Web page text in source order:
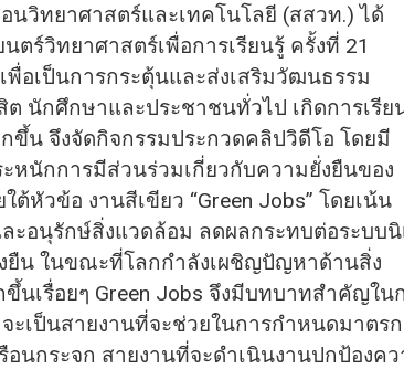
วิทยาศาสตร์และเทคโนโลยี (สสวท.) ได้
ตร์วิทยาศาสตร์เพื่อการเรียนรู้ ครั้งที่ 21
เพื่อเป็นการกระตุ้นและส่งเสริมวัฒนธรรม
นักศึกษาและประชาชนทั่วไป เกิดการเรีย
ขึ้น จึงจัดกิจกรรมประกวดคลิปวิดีโอ โดยมี
หนักการมีส่วนร่วมเกี่ยวกับความยั่งยืนของ
หัวข้อ งานสีเขียว “Green Jobs” โดยเน้น
ะอนุรักษ์สิ่งแวดล้อม ลดผลกระทบต่อระบบนิ
ยืน ในขณะที่โลกกำลังเผชิญปัญหาด้านสิ่ง
นเรื่อยๆ Green Jobs จึงมีบทบาทสำคัญใน
ะเป็นสายงานที่จะช่วยในการกำหนดมาตร
อนกระจก สายงานที่จะดำเนินงานปกป้องค